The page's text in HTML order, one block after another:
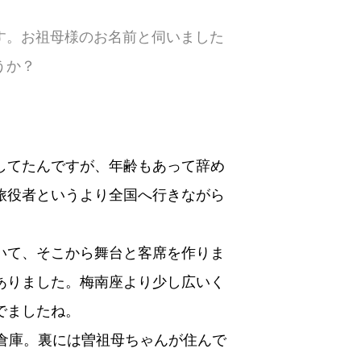
お祖母様のお名前と伺いました
？
たんですが、年齢もあって辞め
者というより全国へ行きながら
、そこから舞台と客席を作りま
ました。梅南座より少し広いく
したね。
庫。裏には曽祖母ちゃんが住んで